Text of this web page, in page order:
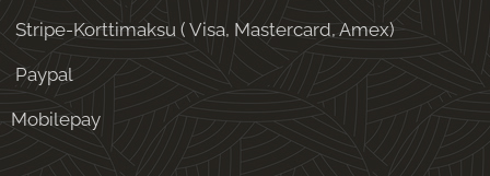
Stripe-Korttimaksu ( Visa, Mastercard, Amex)
Paypal
Mobilepay